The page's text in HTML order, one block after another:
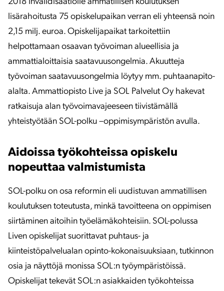
lisärahoitusta 75 opiskelupaikan verran eli yhteensä noin
2,15 milj. euroa. Opiskelijapaikat tarkoitettiin
helpottamaan osaavan työvoiman alueellisia ja
ammattialoittaisia saatavuusongelmia. Akuutteja
työvoiman saatavuusongelmia löytyy mm. puhtaanapito-
alalta. Ammattiopisto Live ja SOL Palvelut Oy hakevat
ratkaisuja alan työvoimavajeeseen tiivistämällä
yhteistyötään SOL-polku –oppimisympäristön avulla.
Aidoissa työkohteissa opiskelu
nopeuttaa valmistumista
SOL-polku on osa reformin eli uudistuvan ammatillisen
koulutuksen toteutusta, minkä tavoitteena on oppimisen
siirtäminen aitoihin työelämäkohteisiin. SOL-polussa
Liven opiskelijat suorittavat puhtaus- ja
kiinteistöpalvelualan opinto-kokonaisuuksiaan, tutkinnon
osia ja näyttöjä monissa SOL:n työympäristöissä.
Opiskelijat tekevät SOL:n asiakkaiden työkohteissa